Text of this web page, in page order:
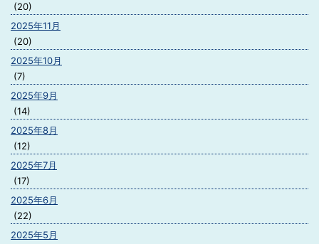
(20)
2025年11月
(20)
2025年10月
(7)
2025年9月
(14)
2025年8月
(12)
2025年7月
(17)
2025年6月
(22)
2025年5月